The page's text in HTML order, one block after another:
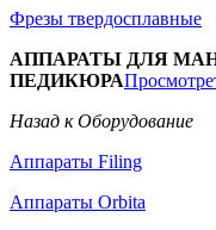
Фрезы твердосплавные
АППАРАТЫ ДЛЯ
ПЕДИКЮРА
Назад к Оборудование
Аппараты Filing
Аппараты Orbita